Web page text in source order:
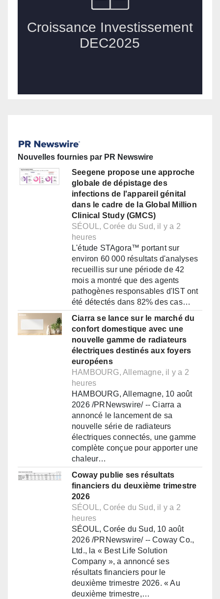
Nouvelles fournies par PR Newswire
Seegene propose une approche
globale de dépistage des
infections de l'appareil génital
dans le cadre de la Global Million
Clinical Study (GMCS)
SÉOUL, Corée du Sud, il y a 2
heures
L'étude STAgora™ portant sur
environ 60 000 résultats d'analyses
recueillis sur une période de 42
mois a montré que des agents
pathogènes responsables d'IST ont
été détectés dans 82% des cas…
Ciarra se lance sur le marché du
confort domestique avec une
nouvelle gamme de radiateurs
électriques destinés aux foyers
européens
HAMBOURG, Allemagne, il y a 2
heures
HAMBOURG, Allemagne, 10 août
2026 /PRNewswire/ -- Ciarra a
annoncé le lancement de sa
nouvelle série de radiateurs
électriques connectés, une gamme
complète conçue pour apporter une
chaleur…
Coway publie ses résultats
financiers du deuxième trimestre
2026
SÉOUL, Corée du Sud, il y a 2
heures
SÉOUL, Corée du Sud, 10 août
2026 /PRNewswire/ -- Coway Co.,
Ltd., la « Best Life Solution
Company », a annoncé ses
résultats financiers pour le
deuxième trimestre 2026. « Au
deuxième trimestre,…